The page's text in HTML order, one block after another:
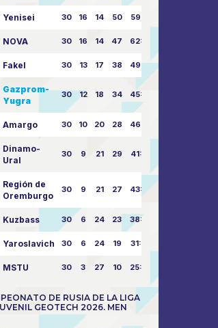
Yenisei 30 16 14 50 59:53
NOVA 30 16 14 47 62:58
Fakel 30 13 17 38 49:62
Gazprom-
Yugra
30 12 18 34 45:63
Amargo 30 10 20 28 46:73
Dinamo-
Ural
30 9 21 29 41:70
Región de
Oremburgo
30 9 21 27 43:73
Kuzbass 30 6 24 23 38:76
Yaroslavich 30 6 24 19 31:80
MSTU 30 3 27 10 25:87
DE RUSIA DE LA LIGA
GEOTECH 2026. MEN